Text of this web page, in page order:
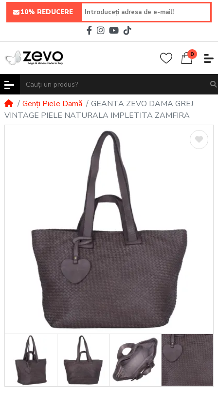
10% REDUCERE
0
Genți Piele Damă
GEANTA ZEVO DAMA GREJ
VINTAGE PIELE NATURALA IMPLETITA ZAMFIRA